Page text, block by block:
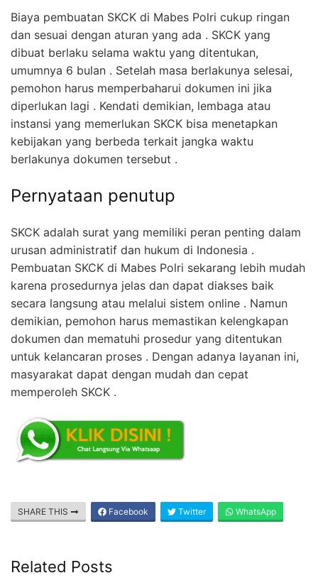
Biaya pembuatan SKCK di Mabes Polri cukup ringan
dan sesuai dengan aturan yang ada . SKCK yang
dibuat berlaku selama waktu yang ditentukan,
umumnya 6 bulan . Setelah masa berlakunya selesai,
pemohon harus memperbaharui dokumen ini jika
diperlukan lagi . Kendati demikian, lembaga atau
instansi yang memerlukan SKCK bisa menetapkan
kebijakan yang berbeda terkait jangka waktu
berlakunya dokumen tersebut .
Pernyataan penutup
SKCK adalah surat yang memiliki peran penting dalam
urusan administratif dan hukum di Indonesia .
Pembuatan SKCK di Mabes Polri sekarang lebih mudah
karena prosedurnya jelas dan dapat diakses baik
secara langsung atau melalui sistem online . Namun
demikian, pemohon harus memastikan kelengkapan
dokumen dan mematuhi prosedur yang ditentukan
untuk kelancaran proses . Dengan adanya layanan ini,
masyarakat dapat dengan mudah dan cepat
memperoleh SKCK .
SHARE THIS Facebook Twitter WhatsApp
Related Posts